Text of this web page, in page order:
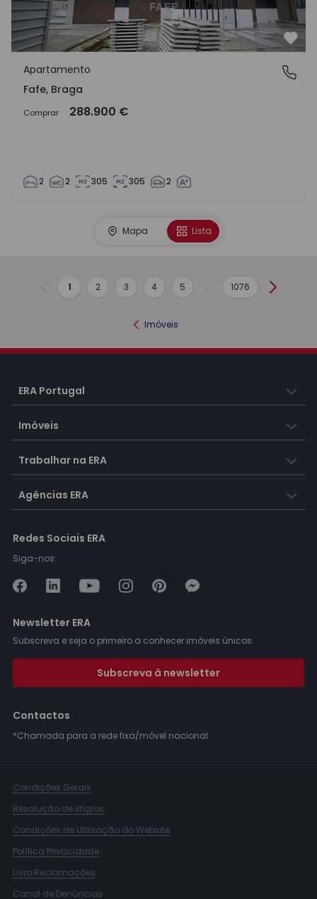
Fafe, Braga
Apartamento
Fafe, Braga
Comprar 288.900 €
2 2 305 305 2
Mapa Lista
Anterior
1 2 3 4 5 ... 1076
Imóveis
ERA Portugal
Imóveis
Trabalhar na ERA
Agências ERA
Redes Sociais ERA
Siga-nos:
Newsletter ERA
Subscreva e seja o primeiro a conhecer imóveis únicos.
Subscreva à newsletter
Contactos
*Chamada para a rede fixa/móvel nacional.
Condições Gerais
Resolução de litígios
Condições de Utilização do Website
Política Privacidade
Livro Reclamações
Canal de Denúncias